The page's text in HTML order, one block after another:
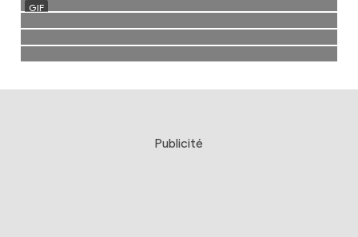
Publicité